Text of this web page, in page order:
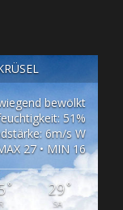
bewölkt
51%
6m/s W
27 • MIN 16
° 29°
SA